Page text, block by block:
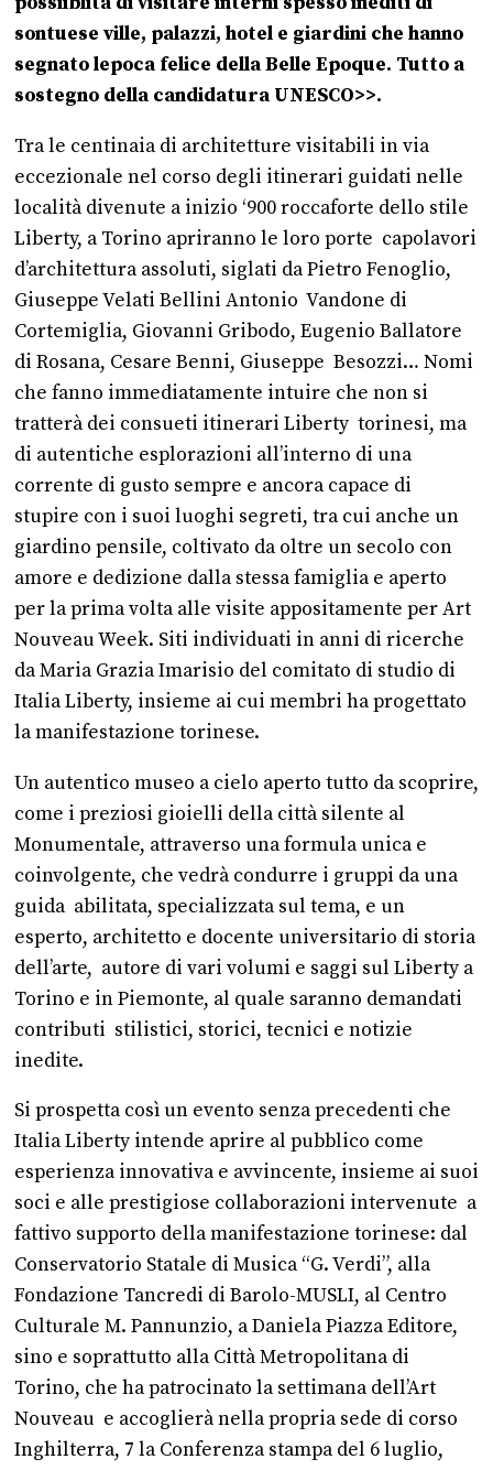
sontuese ville, palazzi, hotel e giardini che hanno
segnato lepoca felice della Belle Epoque. Tutto a
sostegno della candidatura UNESCO>>.
Tra le centinaia di architetture visitabili in via
eccezionale nel corso degli itinerari guidati nelle
località divenute a inizio ‘900 roccaforte dello stile
Liberty, a Torino apriranno le loro porte capolavori
d’architettura assoluti, siglati da Pietro Fenoglio,
Giuseppe Velati Bellini Antonio Vandone di
Cortemiglia, Giovanni Gribodo, Eugenio Ballatore
di Rosana, Cesare Benni, Giuseppe Besozzi… Nomi
che fanno immediatamente intuire che non si
tratterà dei consueti itinerari Liberty torinesi, ma
di autentiche esplorazioni all’interno di una
corrente di gusto sempre e ancora capace di
stupire con i suoi luoghi segreti, tra cui anche un
giardino pensile, coltivato da oltre un secolo con
amore e dedizione dalla stessa famiglia e aperto
per la prima volta alle visite appositamente per Art
Nouveau Week. Siti individuati in anni di ricerche
da Maria Grazia Imarisio del comitato di studio di
Italia Liberty, insieme ai cui membri ha progettato
la manifestazione torinese.
Un autentico museo a cielo aperto tutto da scoprire,
come i preziosi gioielli della città silente al
Monumentale, attraverso una formula unica e
coinvolgente, che vedrà condurre i gruppi da una
guida abilitata, specializzata sul tema, e un
esperto, architetto e docente universitario di storia
dell’arte, autore di vari volumi e saggi sul Liberty a
Torino e in Piemonte, al quale saranno demandati
contributi stilistici, storici, tecnici e notizie
inedite.
Si prospetta così un evento senza precedenti che
Italia Liberty intende aprire al pubblico come
esperienza innovativa e avvincente, insieme ai suoi
soci e alle prestigiose collaborazioni intervenute a
fattivo supporto della manifestazione torinese: dal
Conservatorio Statale di Musica “G. Verdi”, alla
Fondazione Tancredi di Barolo-MUSLI, al Centro
Culturale M. Pannunzio, a Daniela Piazza Editore,
sino e soprattutto alla Città Metropolitana di
Torino, che ha patrocinato la settimana dell’Art
Nouveau e accoglierà nella propria sede di corso
Inghilterra, 7 la Conferenza stampa del 6 luglio,